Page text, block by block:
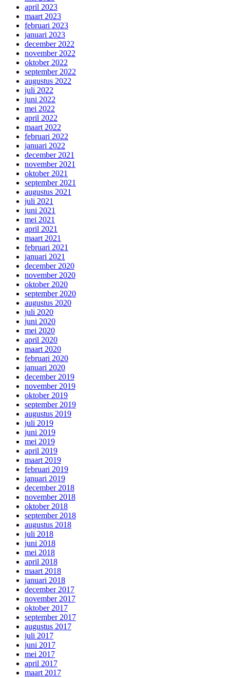
april 2023
maart 2023
februari 2023
januari 2023
december 2022
november 2022
oktober 2022
september 2022
augustus 2022
juli 2022
juni 2022
mei 2022
april 2022
maart 2022
februari 2022
januari 2022
december 2021
november 2021
oktober 2021
september 2021
augustus 2021
juli 2021
juni 2021
mei 2021
april 2021
maart 2021
februari 2021
januari 2021
december 2020
november 2020
oktober 2020
september 2020
augustus 2020
juli 2020
juni 2020
mei 2020
april 2020
maart 2020
februari 2020
januari 2020
december 2019
november 2019
oktober 2019
september 2019
augustus 2019
juli 2019
juni 2019
mei 2019
april 2019
maart 2019
februari 2019
januari 2019
december 2018
november 2018
oktober 2018
september 2018
augustus 2018
juli 2018
juni 2018
mei 2018
april 2018
maart 2018
januari 2018
december 2017
november 2017
oktober 2017
september 2017
augustus 2017
juli 2017
juni 2017
mei 2017
april 2017
maart 2017